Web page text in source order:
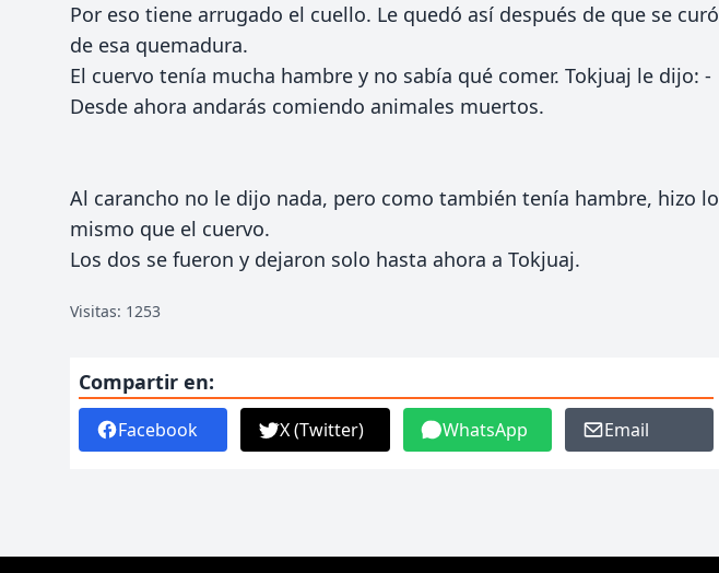
Por eso tiene arrugado el cuello. Le quedó así después de que se curó
de esa quemadura.
El cuervo tenía mucha hambre y no sabía qué comer. Tokjuaj le dijo: -
Desde ahora andarás comiendo animales muertos.
Al carancho no le dijo nada, pero como también tenía hambre, hizo lo
mismo que el cuervo.
Los dos se fueron y dejaron solo hasta ahora a Tokjuaj.
Visitas: 1253
Compartir en:
Facebook X (Twitter) WhatsApp Email